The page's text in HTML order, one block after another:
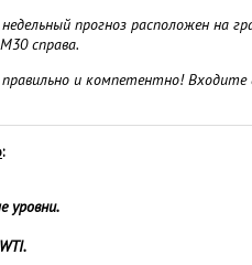
прогноз расположен на
справа.
и компетентно! Входите
:
уровни.